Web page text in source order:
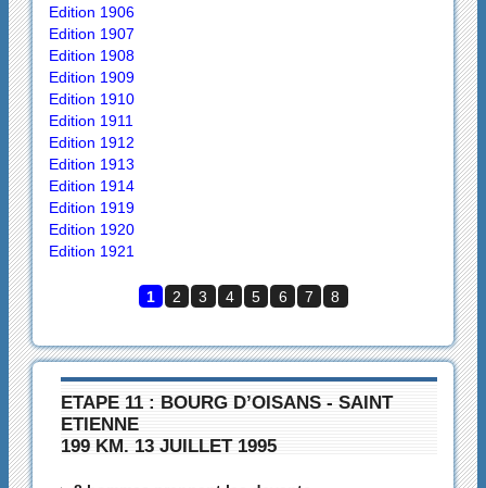
Edition 1906
Edition 1907
Edition 1908
Edition 1909
Edition 1910
Edition 1911
Edition 1912
Edition 1913
Edition 1914
Edition 1919
Edition 1920
Edition 1921
1 2 3 4 5 6 7 8
ETAPE 11 : BOURG D’OISANS - SAINT
ETIENNE
199 KM. 13 JUILLET 1995